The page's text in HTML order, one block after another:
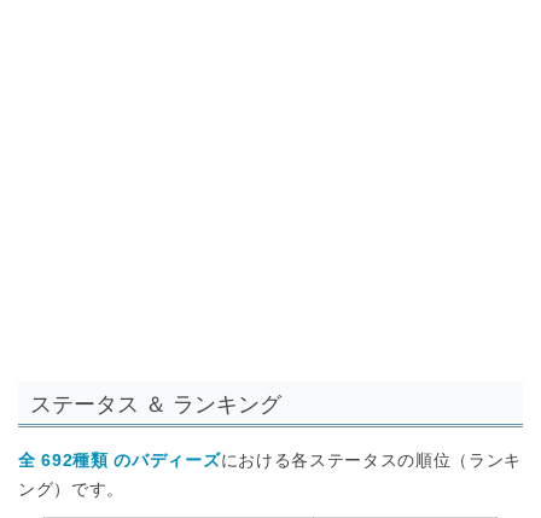
ステータス ＆ ランキング
全 692種類 のバディーズにおける各ステータスの順位（ランキ
ング）です。